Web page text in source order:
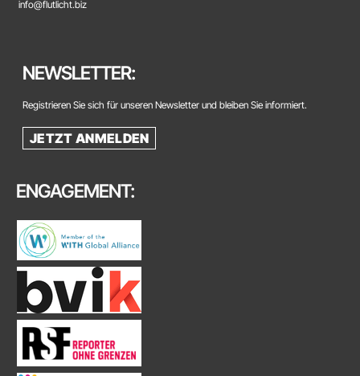
info@flutlicht.biz
NEWSLETTER:
Registrieren Sie sich für unseren Newsletter und bleiben Sie informiert.
JETZT ANMELDEN
ENGAGEMENT: